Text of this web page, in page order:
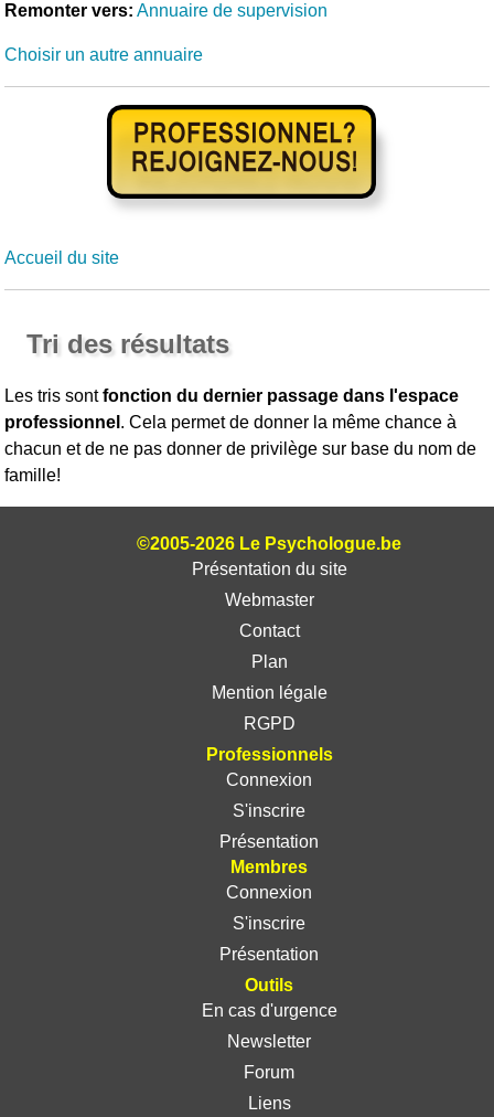
Remonter vers: Annuaire de supervision
Choisir un autre annuaire
Accueil du site
Tri des résultats
Les tris sontfonction du dernier passage dans l'espace
professionnel . Cela permet de donner la même chance à
chacun et de ne pas donner de privilège sur base du nom de
famille!
©2005-2026 Le Psychologue.be
Présentation du site
Webmaster
Contact
Plan
Mention légale
RGPD
Professionnels
Connexion
S'inscrire
Présentation
Membres
Connexion
S'inscrire
Présentation
Outils
En cas d'urgence
Newsletter
Forum
Liens